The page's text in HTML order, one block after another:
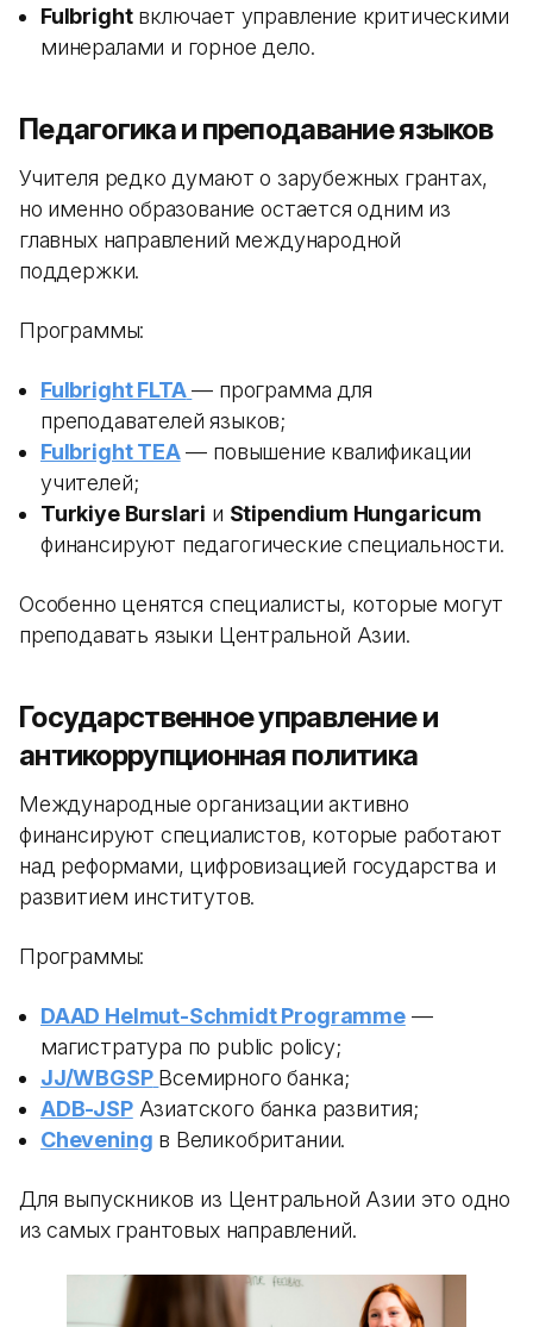
Fulbrightвключает управление критическими
минералами и горное дело.
Педагогика и преподавание языков
Учителя редко думают о зарубежных грантах,
но именно образование остается одним из
главных направлений международной
поддержки.
Программы:
Fulbright FLTA — программа для
преподавателей языков;
Fulbright TEA— повышение квалификации
учителей;
Turkiye Burslari и Stipendium Hungaricum
финансируют педагогические специальности.
Особенно ценятся специалисты, которые могут
преподавать языки Центральной Азии.
Государственное управление и
антикоррупционная политика
Международные организации активно
финансируют специалистов, которые работают
над реформами, цифровизацией государства и
развитием институтов.
Программы:
DAAD Helmut-Schmidt Programme—
магистратура по public policy;
JJ/WBGSP Всемирного банка;
ADB-JSPАзиатского банка развития;
Chevening в Великобритании.
Для выпускников из Центральной Азии это одно
из самых грантовых направлений.